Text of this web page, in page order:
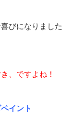
びになりました
、ですよね！
イント